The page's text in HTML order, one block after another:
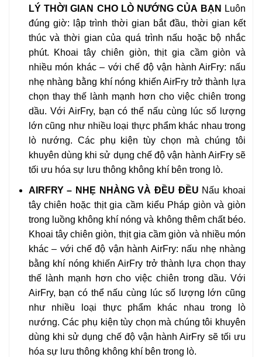
LÝ THỜI GIAN CHO LÒ NƯỚNG CỦA BẠN
Luôn
đúng giờ: lập trình thời gian bắt đầu, thời gian kết
thúc và thời gian của quá trình nấu hoặc bộ nhắc
phút. Khoai tây chiên giòn, thịt gia cầm giòn và
nhiều món khác – với chế độ vận hành AirFry: nấu
nhẹ nhàng bằng khí nóng khiến AirFry trở thành lựa
chọn thay thế lành mạnh hơn cho việc chiên trong
dầu. Với AirFry, bạn có thể nấu cùng lúc số lượng
lớn cũng như nhiều loại thực phẩm khác nhau trong
lò nướng. Các phụ kiện tùy chọn mà chúng tôi
khuyên dùng khi sử dụng chế độ vận hành AirFry sẽ
tối ưu hóa sự lưu thông không khí bên trong lò.
AIRFRY – NHẸ NHÀNG VÀ ĐỀU ĐỀU Nấu khoai
tây chiên hoặc thịt gia cầm kiểu Pháp giòn và giòn
trong luồng không khí nóng và không thêm chất béo.
Khoai tây chiên giòn, thịt gia cầm giòn và nhiều món
khác – với chế độ vận hành AirFry: nấu nhẹ nhàng
bằng khí nóng khiến AirFry trở thành lựa chọn thay
thế lành mạnh hơn cho việc chiên trong dầu. Với
AirFry, bạn có thể nấu cùng lúc số lượng lớn cũng
như nhiều loại thực phẩm khác nhau trong lò
nướng. Các phụ kiện tùy chọn mà chúng tôi khuyên
dùng khi sử dụng chế độ vận hành AirFry sẽ tối ưu
hóa sự lưu thông không khí bên trong lò.